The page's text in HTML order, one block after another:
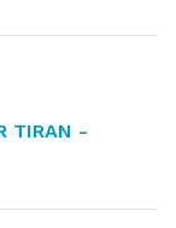
TIRAN -